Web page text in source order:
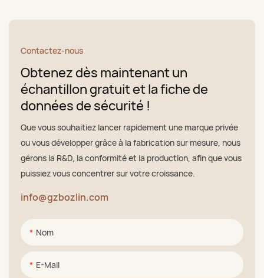
Contactez-nous
Obtenez dès maintenant un
échantillon gratuit et la fiche de
données de sécurité !
Que vous souhaitiez lancer rapidement une marque privée
ou vous développer grâce à la fabrication sur mesure, nous
gérons la R&D, la conformité et la production, afin que vous
puissiez vous concentrer sur votre croissance.
info@gzbozlin.com
Nom
E-Mail